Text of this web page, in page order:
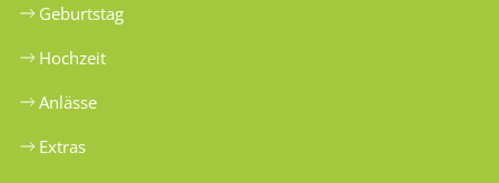
Geburtstag
Hochzeit
Anlässe
Extras